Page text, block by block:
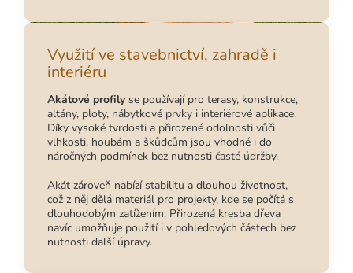
Využití ve stavebnictví, zahradě i
interiéru
Akátové profily se používají pro terasy, konstrukce,
altány, ploty, nábytkové prvky i interiérové aplikace.
Díky vysoké tvrdosti a přirozené odolnosti vůči
vlhkosti, houbám a škůdcům jsou vhodné i do
náročných podmínek bez nutnosti časté údržby.
Akát zároveň nabízí stabilitu a dlouhou životnost,
což z něj dělá materiál pro projekty, kde se počítá s
dlouhodobým zatížením. Přirozená kresba dřeva
navíc umožňuje použití i v pohledových částech bez
nutnosti další úpravy.